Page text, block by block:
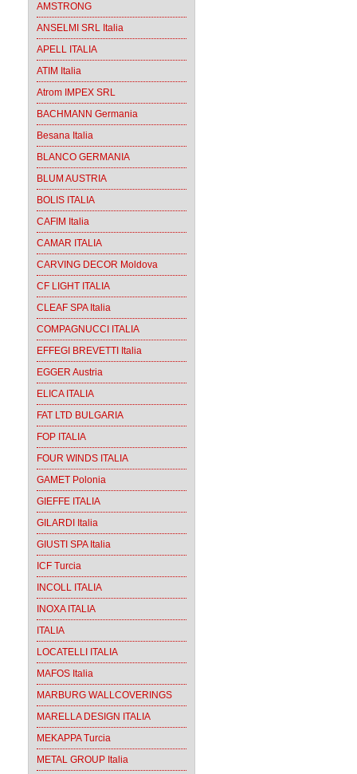
AMSTRONG
ANSELMI SRL Italia
APELL ITALIA
ATIM Italia
Atrom IMPEX SRL
BACHMANN Germania
Besana Italia
BLANCO GERMANIA
BLUM AUSTRIA
BOLIS ITALIA
CAFIM Italia
CAMAR ITALIA
CARVING DECOR Moldova
CF LIGHT ITALIA
CLEAF SPA Italia
COMPAGNUCCI ITALIA
EFFEGI BREVETTI Italia
EGGER Austria
ELICA ITALIA
FAT LTD BULGARIA
FOP ITALIA
FOUR WINDS ITALIA
GAMET Polonia
GIEFFE ITALIA
GILARDI Italia
GIUSTI SPA Italia
ICF Turcia
INCOLL ITALIA
INOXA ITALIA
ITALIA
LOCATELLI ITALIA
MAFOS Italia
MARBURG WALLCOVERINGS
MARELLA DESIGN ITALIA
MEKAPPA Turcia
METAL GROUP Italia